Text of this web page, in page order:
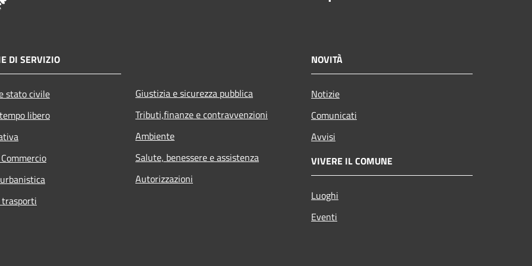
DI SERVIZIO
stato civile
libero
Giustizia e sicurezza pubblica
Tributi,finanze e contravvenzioni
Ambiente
Salute, benessere e assistenza
Autorizzazioni
NOVITÀ
Notizie
Comunicati
Avvisi
VIVERE IL COMUNE
Luoghi
Eventi